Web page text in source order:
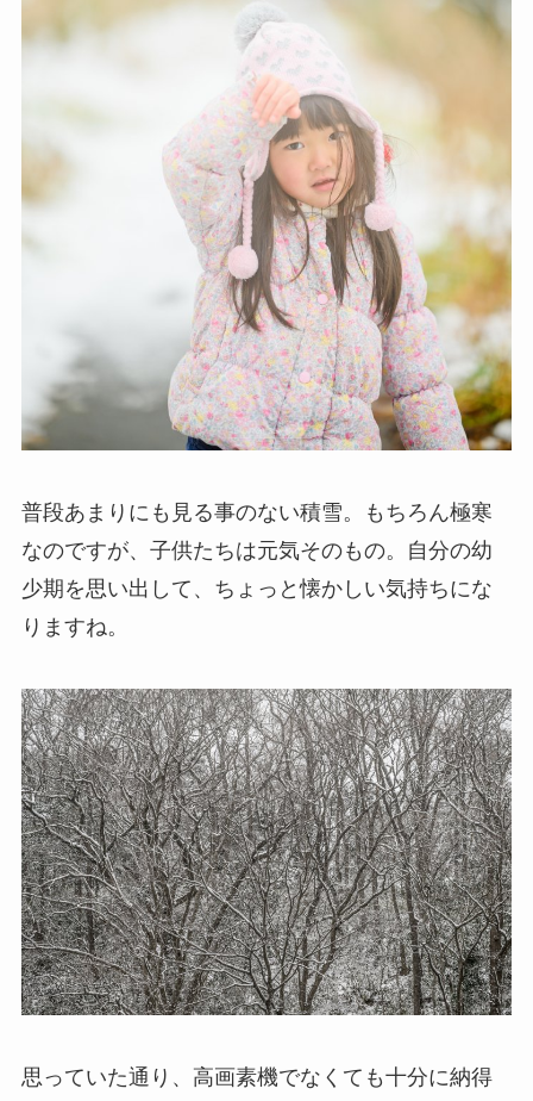
普段あまりにも見る事のない積雪。もちろん極寒
なのですが、子供たちは元気そのもの。自分の幼
少期を思い出して、ちょっと懐かしい気持ちにな
りますね。
思っていた通り、高画素機でなくても十分に納得